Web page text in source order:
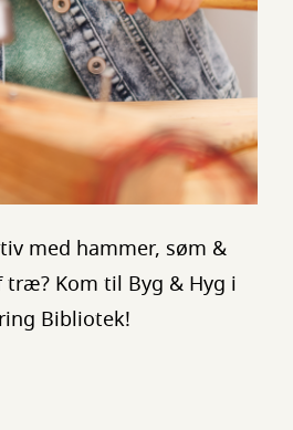
med hammer, søm &
træ? Kom til Byg & Hyg i
Bibliotek!